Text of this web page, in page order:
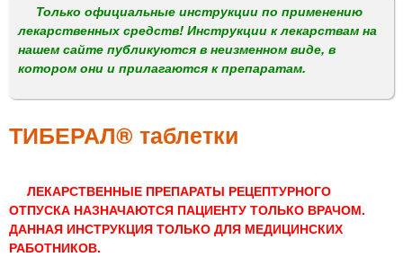
м
е
н
Только официальные инструкции по применению
лекарственных средств! Инструкции к лекарствам на
нашем сайте публикуются в неизменном виде, в
котором они и прилагаются к препаратам.
ТИБЕРАЛ® таблетки
ЛЕКАРСТВЕННЫЕ ПРЕПАРАТЫ РЕЦЕПТУРНОГО
ОТПУСКА НАЗНАЧАЮТСЯ ПАЦИЕНТУ ТОЛЬКО ВРАЧОМ.
ДАННАЯ ИНСТРУКЦИЯ ТОЛЬКО ДЛЯ МЕДИЦИНСКИХ
РАБОТНИКОВ.